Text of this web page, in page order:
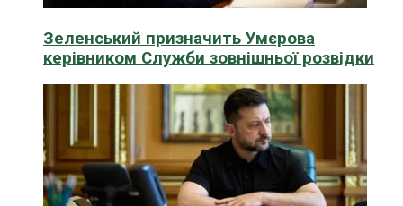
Зеленський призначить Умєрова
керівником Служби зовнішньої розвідки